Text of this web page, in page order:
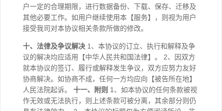
户一定的合理期限，进行数据备份、下载、保存、迁移及
其他必要工作。如用户继续使用本【服务】，则视为用户
接受我司对本协议相关条款所做的修改。
十、法律及争议解决 1、本协议的订立、执行和解释及争
议的解决均应适用【中华人民共和国法律】。 2、因双方
就本协议的签订、履行或解释发生争议，双方应努力友好
协商解决。如协商不成，任何一方均应向【被告所在地】
人民法院起诉。 十一、附则 1、如本协议的任何条款被视
作无效或无法执行，则上述条款可被分离，其余部分则仍